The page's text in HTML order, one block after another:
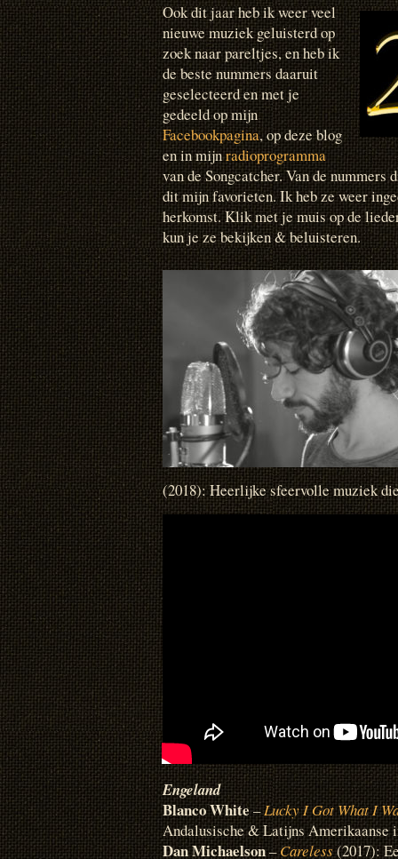
Ook dit jaar heb ik weer veel
nieuwe muziek geluisterd op
zoek naar pareltjes, en heb ik
de beste nummers daaruit
geselecteerd en met je
gedeeld op mijn
Facebookpagina, op deze blog
en in mijnradioprogramma
van de Songcatcher. Van de
dit mijn favorieten. Ik heb ze weer
herkomst. Klik met je muis op de
kun je ze bekijken & beluisteren.
(2018): Heerlijke sfeervolle muziek
Engeland
Blanco White–Lucky I Got What I
Andalusische & Latijns Amerikaanse
Dan Michaelson–Careless(2017):